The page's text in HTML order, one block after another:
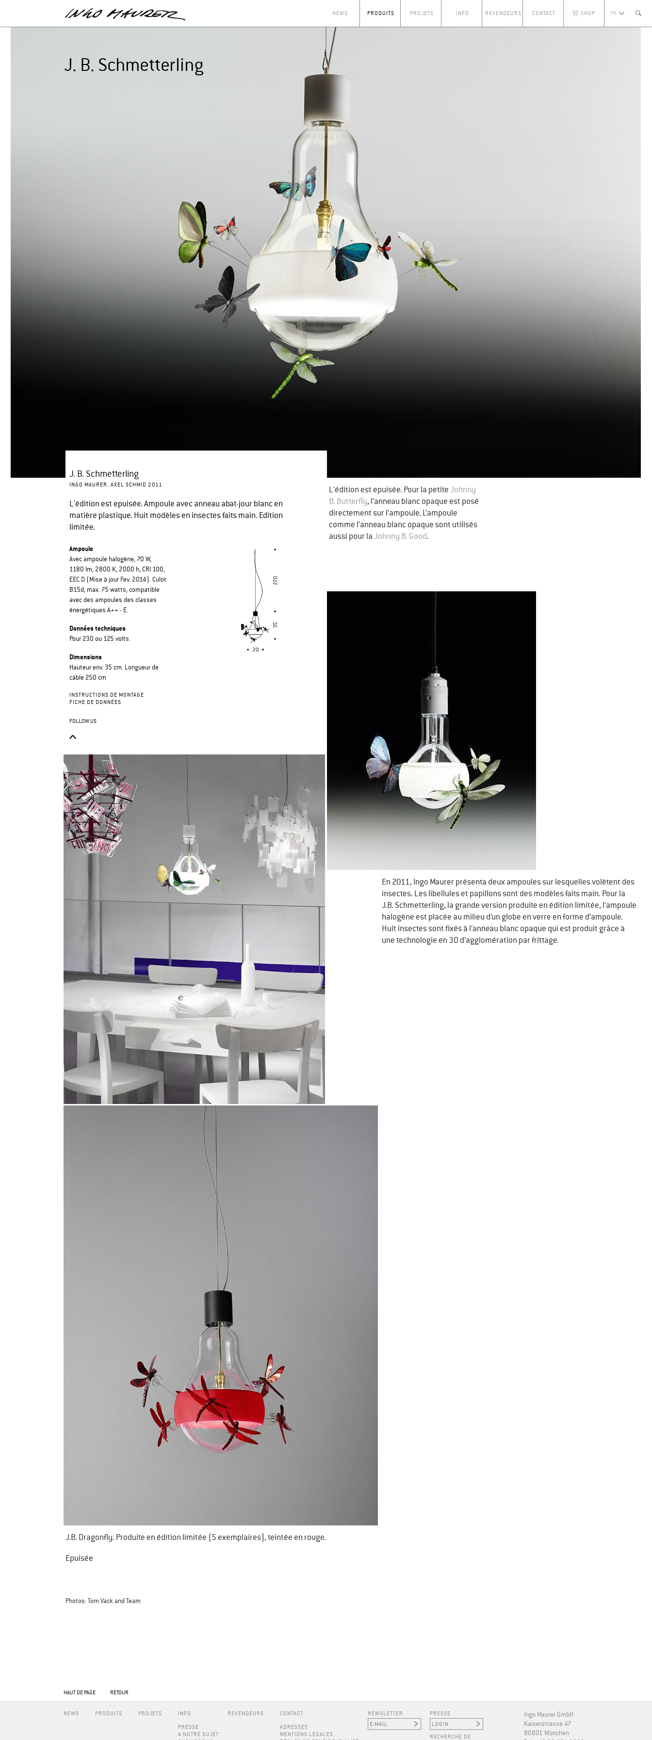
NEWS PRODUITS PROJETS INFO REVENDEURS CONTACT SHOP FR
J. B. Schmetterling
J. B. Schmetterling
INGO MAURER, AXEL SCHMID 2011
L'édition est epuisée. Ampoule avec anneau abat-jour blanc en
matière plastique. Huit modèles en insectes faits main. Edition
limitée.
Ampoule
Avec ampoule halogène, 70 W,
1180 lm, 2800 K, 2000 h, CRI 100,
EEC D (Mise à jour Fev. 2014). Culot
B15d, max. 75 watts, compatible
avec des ampoules des classes
énergétiques A++ - E.
Données techniques
Pour 230 ou 125 volts.
Dimensions
Hauteur env. 35 cm. Longueur de
câble 250 cm
INSTRUCTIONS DE MONTAGE
FICHE DE DONNÉES
FOLLOW US
​L'édition est epuisée. Pour la petite Johnny
B. Butterfly, l’anneau blanc opaque est posé
directement sur l’ampoule. L’ampoule
comme l’anneau blanc opaque sont utilisés
aussi pour la Johnny B. Good.
En 2011, Ingo Maurer présenta deux ampoules sur lesquelles volètent des
insectes. Les libellules et papillons sont des modèles faits main. Pour la
J.B. Schmetterling, la grande version produite en édition limitée, l’ampoule
halogène est placée au milieu d’un globe en verre en forme d’ampoule.
Huit insectes sont fixés à l’anneau blanc opaque qui est produit grâce à
une technologie en 3D d’agglomération par frittage.
J.B. Dragonfly. Produite en édition limitée (5 exemplaires), teintée en rouge.
Epuisée
Photos: Tom Vack and Team
HAUT DE PAGE RETOUR
NEWS PRODUITS PROJETS INFO
PRESSE
A NOTRE SUJET
REVENDEURS CONTACT
ADRESSES
MENTIONS LÉGALES
NEWSLETTER PRESSE
RECHERCHE DE
Ingo Maurer GmbH
Kaiserstrasse 47
80801 München